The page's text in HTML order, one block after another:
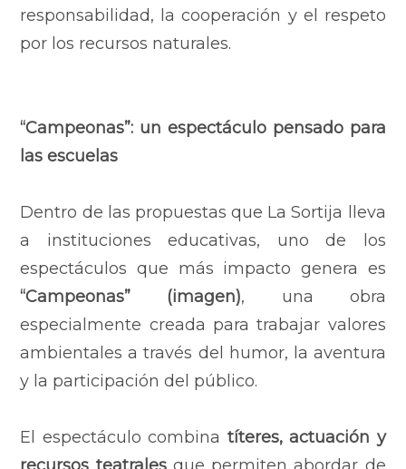
responsabilidad, la cooperación y el respeto
por los recursos naturales.
“Campeonas”: un espectáculo pensado para
las escuelas
Dentro de las propuestas que La Sortija lleva
a instituciones educativas, uno de los
espectáculos que más impacto genera es
“Campeonas” (imagen), una obra
especialmente creada para trabajar valores
ambientales a través del humor, la aventura
y la participación del público.
El espectáculo combina títeres, actuación y